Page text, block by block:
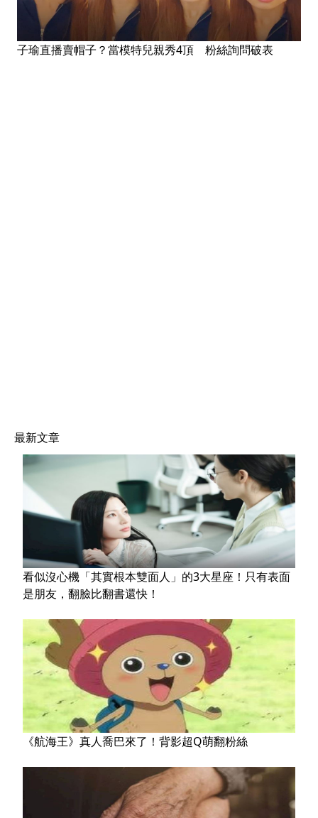
子瑜直播賣帽子？當模特兒親秀4頂 粉絲詢問破表
最新文章
看似沒心機「其實根本雙面人」的3大星座！只有表面
是朋友，翻臉比翻書還快！
《航海王》真人喬巴來了！背影超Q萌翻粉絲